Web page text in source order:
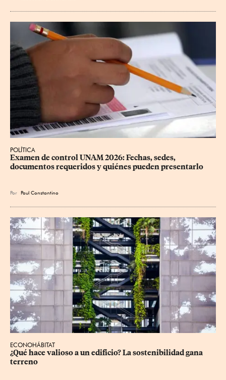
POLÍTICA
Examen de control UNAM 2026: Fechas, sedes,
documentos requeridos y quiénes pueden presentarlo
Por Paul Constantino
ECONOHÁBITAT
¿Qué hace valioso a un edificio? La sostenibilidad gana
terreno